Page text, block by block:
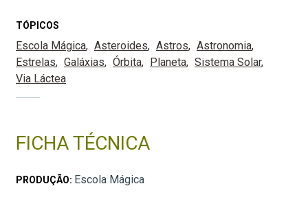
TÓPICOS
Escola Mágica Asteroides Astros
Astronomia
Estrelas
Galáxias Órbita Planeta
Sistema Solar
Via Láctea
FICHA TÉCNICA
PRODUÇÃO: Escola Mágica